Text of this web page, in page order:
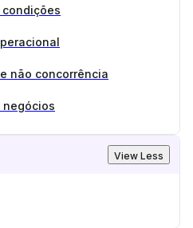
condições
não concorrência
negócios
View Less